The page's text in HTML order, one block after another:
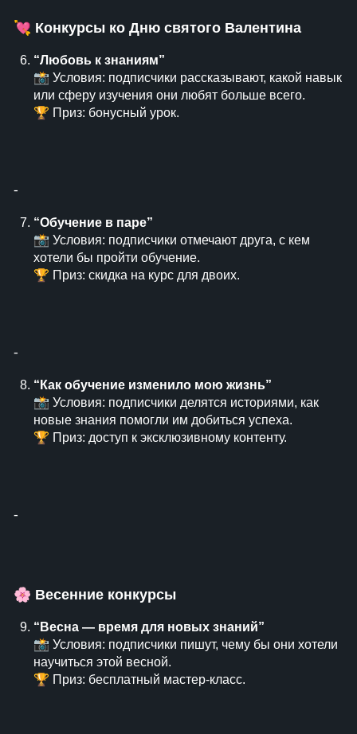
💘 Конкурсы ко Дню святого Валентина
“Любовь к знаниям”
📸 Условия: подписчики рассказывают, какой навык
или сферу изучения они любят больше всего.
🏆 Приз: бонусный урок.
⁃
“Обучение в паре”
📸 Условия: подписчики отмечают друга, с кем
хотели бы пройти обучение.
🏆 Приз: скидка на курс для двоих.
⁃
“Как обучение изменило мою жизнь”
📸 Условия: подписчики делятся историями, как
новые знания помогли им добиться успеха.
🏆 Приз: доступ к эксклюзивному контенту.
⁃
🌸 Весенние конкурсы
“Весна — время для новых знаний”
📸 Условия: подписчики пишут, чему бы они хотели
научиться этой весной.
🏆 Приз: бесплатный мастер-класс.